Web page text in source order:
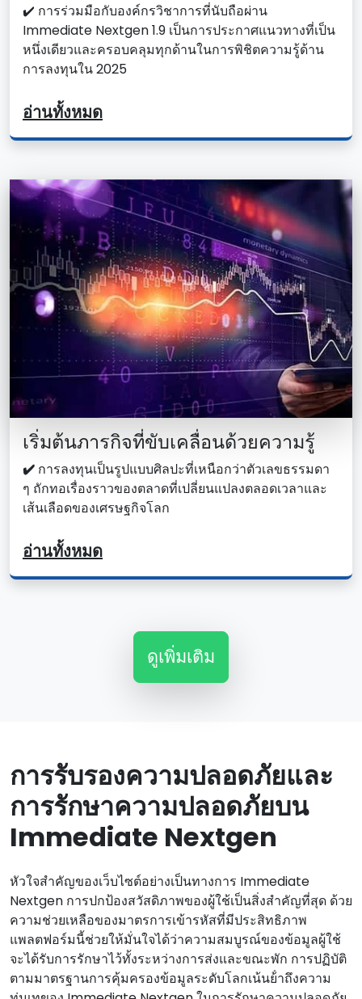
✔️ การร่วมมือกับองค์กรวิชาการที่นับถือผ่าน
Immediate Nextgen 1.9 เป็นการประกาศแนวทางที่เป็น
หนึ่งเดียวและครอบคลุมทุกด้านในการพิชิตความรู้ด้าน
การลงทุนใน 2025
อ่านทั้งหมด
เริ่มต้นภารกิจที่ขับเคลื่อนด้วยความรู้
✔️ การลงทุนเป็นรูปแบบศิลปะที่เหนือกว่าตัวเลขธรรมดา
ๆ ถักทอเรื่องราวของตลาดที่เปลี่ยนแปลงตลอดเวลาและ
เส้นเลือดของเศรษฐกิจโลก
อ่านทั้งหมด
ดูเพิ่มเติม
การรับรองความปลอดภัยและ
การรักษาความปลอดภัยบน
Immediate Nextgen
หัวใจสําคัญของเว็บไซต์อย่างเป็นทางการ Immediate
Nextgen การปกป้องสวัสดิภาพของผู้ใช้เป็นสิ่งสําคัญที่สุด ด้วย
ความช่วยเหลือของมาตรการเข้ารหัสที่มีประสิทธิภาพ
แพลตฟอร์มนี้ช่วยให้มั่นใจได้ว่าความสมบูรณ์ของข้อมูลผู้ใช้
จะได้รับการรักษาไว้ทั้งระหว่างการส่งและขณะพัก การปฏิบัติ
ตามมาตรฐานการคุ้มครองข้อมูลระดับโลกเน้นย้ําถึงความ